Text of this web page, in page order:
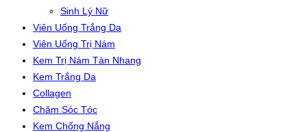
Sinh Lý Nữ
Viên Uống Trắng Da
Viên Uống Trị Nám
Kem Trị Nám Tàn Nhang
Kem Trắng Da
Collagen
Chăm Sóc Tóc
Kem Chống Nắng